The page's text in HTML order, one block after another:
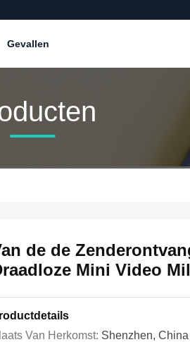
Gevallen
de de
Mini Video
Van Herkomst: Shenzhen, China